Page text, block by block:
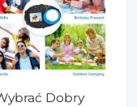
Dobry